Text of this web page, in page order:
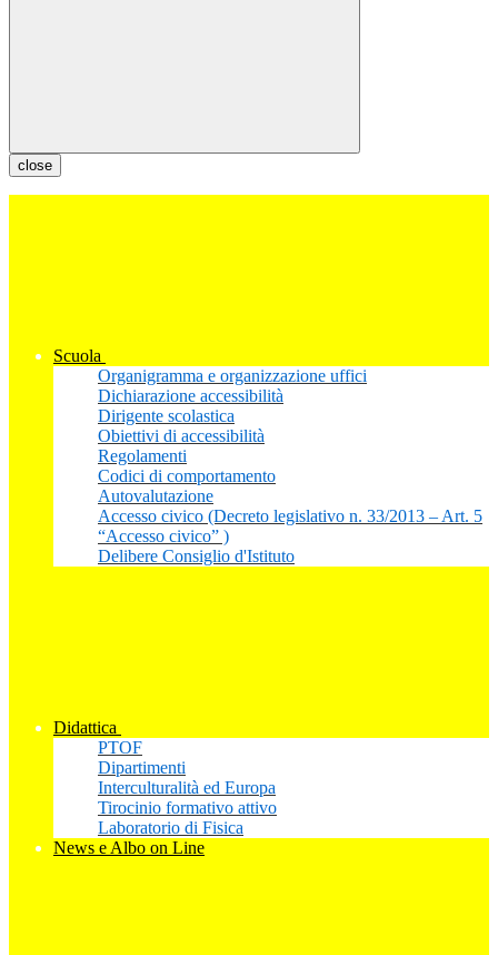
close
Scuola
Organigramma e organizzazione uffici
Dichiarazione accessibilità
Dirigente scolastica
Obiettivi di accessibilità
Regolamenti
Codici di comportamento
Autovalutazione
Accesso civico (Decreto legislativo n. 33/2013 – Art. 5
“Accesso civico” )
Delibere Consiglio d'Istituto
Didattica
PTOF
Dipartimenti
Interculturalità ed Europa
Tirocinio formativo attivo
Laboratorio di Fisica
News e Albo on Line